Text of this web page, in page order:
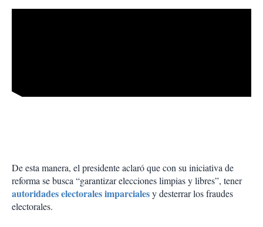
De esta manera, el presidente aclaró que con su iniciativa de
reforma se busca “garantizar elecciones limpias y libres”, tener
autoridades electorales imparcialesy desterrar los fraudes
electorales.